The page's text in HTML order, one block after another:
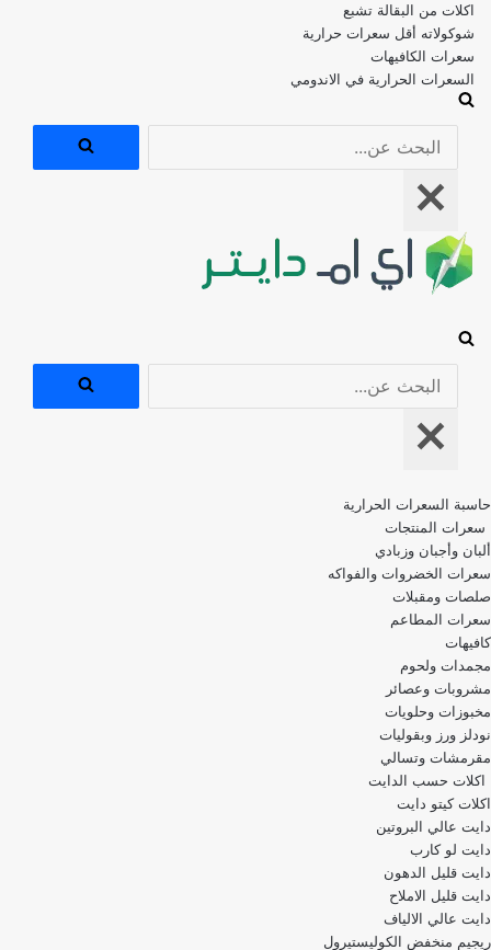
اكلات من البقالة تشبع
شوكولاته أقل سعرات حرارية
سعرات الكافيهات
السعرات الحرارية في الاندومي
قائمة
قائمة
التنقل
حاسبة السعرات الحرارية
سعرات المنتجات
ألبان وأجبان وزبادي
سعرات الخضروات والفواكه
صلصات ومقبلات
سعرات المطاعم
كافيهات
مجمدات ولحوم
مشروبات وعصائر
مخبوزات وحلويات
نودلز ورز وبقوليات
مقرمشات وتسالي
اكلات حسب الدايت
اكلات كيتو دايت
دايت عالي البروتين
دايت لو كارب
دايت قليل الدهون
دايت قليل الاملاح
دايت عالي الالياف
ريجيم منخفض الكوليستيرول